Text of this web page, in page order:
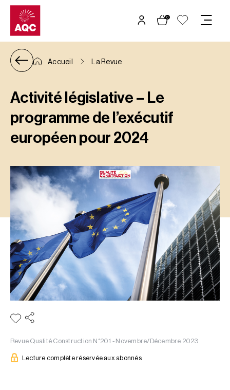
Panneau de gestion des cookies
0
Accueil La Revue
Activité législative – Le
programme de l’exécutif
européen pour 2024
Revue Qualité Construction N°201 - Novembre/Décembre 2023
Lecture complète réservée aux abonnés